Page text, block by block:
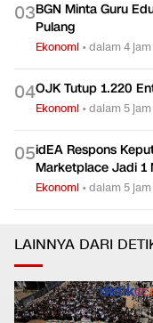
03BGN Minta Guru
Pulang
Ekonomi •dalam 4 jam
04OJK Tutup 1.220
Ekonomi •dalam 5 jam
05idEA Respons
Marketplace Jadi 1
Ekonomi •dalam 5 jam
LAINNYA DARI